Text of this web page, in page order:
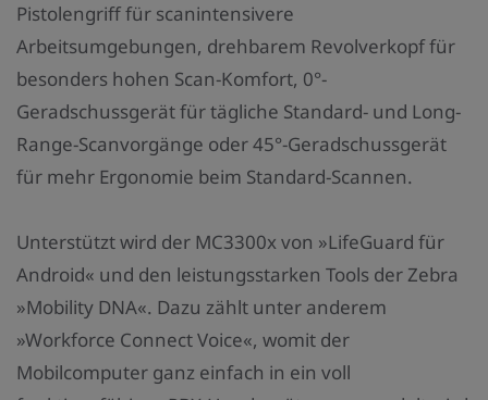
Pistolengriff für scanintensivere
Arbeitsumgebungen, drehbarem Revolverkopf für
besonders hohen Scan-Komfort, 0°-
Geradschussgerät für tägliche Standard- und Long-
Range-Scanvorgänge oder 45°-Geradschussgerät
für mehr Ergonomie beim Standard-Scannen.
Unterstützt wird der MC3300x von »LifeGuard für
Android« und den leistungsstarken Tools der Zebra
»Mobility DNA«. Dazu zählt unter anderem
»Workforce Connect Voice«, womit der
Mobilcomputer ganz einfach in ein voll